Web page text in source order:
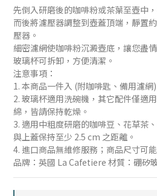
先倒入研磨後的咖啡粉或茶葉至壺中
而後將濾壓器調整到壺蓋頂端，靜置
壓器。
細密濾網使咖啡粉沉澱壺底，讓您盡
玻璃杯可拆卸，方便清潔。
注意事項：
1. 本商品一件入 (附咖啡匙、備用濾網
2. 玻璃杯適用洗碗機，其它配件僅適
綿，皆請保持乾燥。
3. 適用中粗度研磨的咖啡豆、花草茶
與上蓋保持至少 2.5 cm 之距離。
4. 進口商品無維修服務；商品尺寸可
品牌：英國 La Cafetiere 材質：硼矽